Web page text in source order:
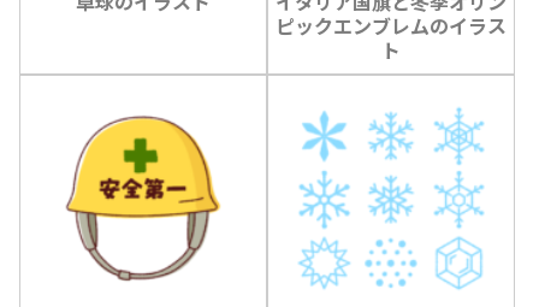
ピックエンブレムのイラス
ト